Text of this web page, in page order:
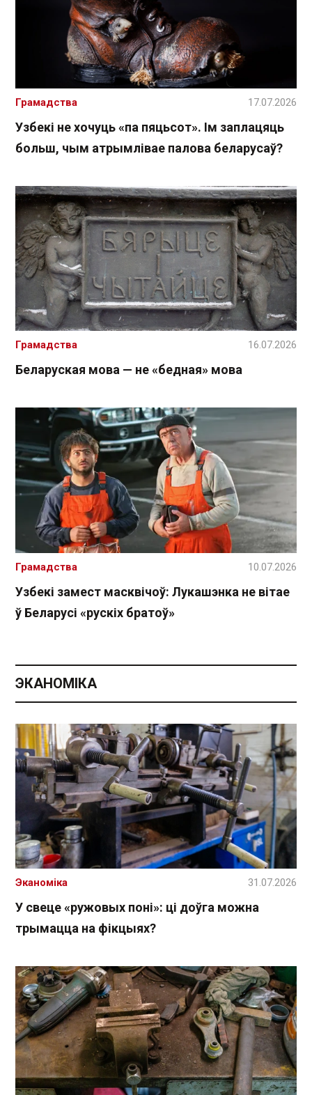
Узбекі не хочуць «па пяцьсот». Ім заплацяць
больш, чым атрымлівае палова беларусаў?
Грамадства 17.07.2026
Беларуская мова — не «бедная» мова
Грамадства 16.07.2026
Узбекі замест масквічоў: Лукашэнка не вітае
ў Беларусі «рускіх братоў»
Грамадства 10.07.2026
ЭКАНОМІКА
У свеце «ружовых поні»: ці доўга можна
трымацца на фікцыях?
Эканоміка 31.07.2026